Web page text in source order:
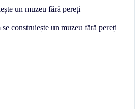
un muzeu fără pereți
construiește un muzeu fără pereți